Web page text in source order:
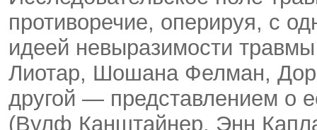
противоречие, оперируя, с
идеей невыразимости
Лиотар, Шошана Фелман,
другой — представлением о
(Вулф Канштайнер, Энн